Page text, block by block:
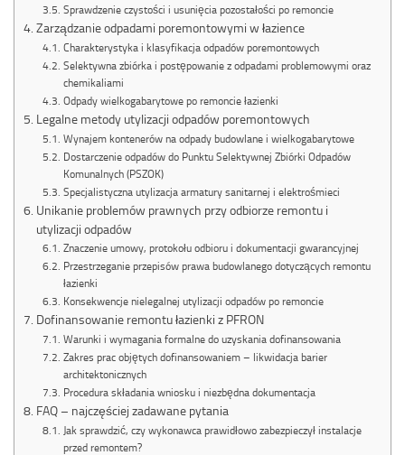
Sprawdzenie czystości i usunięcia pozostałości po remoncie
Zarządzanie odpadami poremontowymi w łazience
Charakterystyka i klasyfikacja odpadów poremontowych
Selektywna zbiórka i postępowanie z odpadami problemowymi oraz
chemikaliami
Odpady wielkogabarytowe po remoncie łazienki
Legalne metody utylizacji odpadów poremontowych
Wynajem kontenerów na odpady budowlane i wielkogabarytowe
Dostarczenie odpadów do Punktu Selektywnej Zbiórki Odpadów
Komunalnych (PSZOK)
Specjalistyczna utylizacja armatury sanitarnej i elektrośmieci
Unikanie problemów prawnych przy odbiorze remontu i
utylizacji odpadów
Znaczenie umowy, protokołu odbioru i dokumentacji gwarancyjnej
Przestrzeganie przepisów prawa budowlanego dotyczących remontu
łazienki
Konsekwencje nielegalnej utylizacji odpadów po remoncie
Dofinansowanie remontu łazienki z PFRON
Warunki i wymagania formalne do uzyskania dofinansowania
Zakres prac objętych dofinansowaniem – likwidacja barier
architektonicznych
Procedura składania wniosku i niezbędna dokumentacja
FAQ – najczęściej zadawane pytania
Jak sprawdzić, czy wykonawca prawidłowo zabezpieczył instalacje
przed remontem?